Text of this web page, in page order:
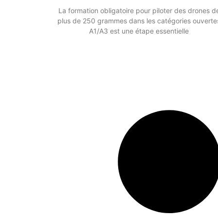
La formation obligatoire pour piloter des drones
plus de 250 grammes dans les catégories
A1/A3 est une étape essentielle